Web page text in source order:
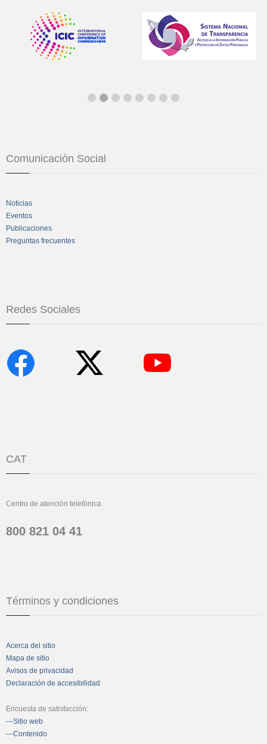
Comunicación Social
Noticias
Eventos
Publicaciones
Preguntas frecuentes
Redes Sociales
CAT
Centro de atención telefónica
800 821 04 41
Términos y condiciones
Acerca del sitio
Mapa de sitio
Avisos de privacidad
Declaración de accesibilidad
Encuesta de satisfacción:
---Sitio web
---Contenido